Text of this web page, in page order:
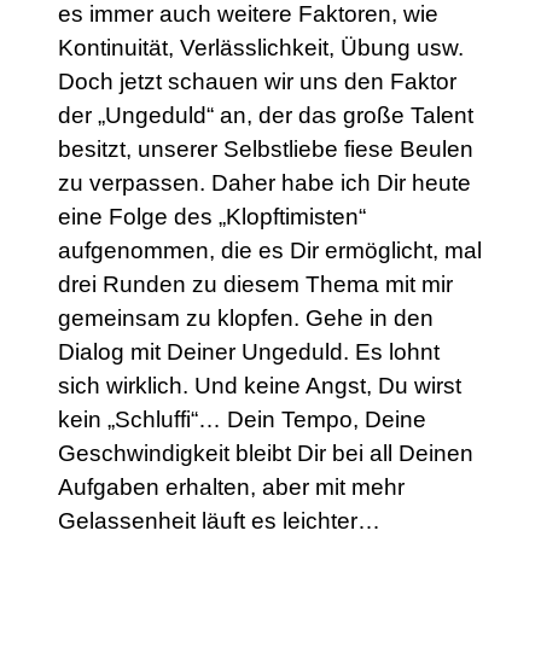
es immer auch weitere Faktoren, wie
Kontinuität, Verlässlichkeit, Übung usw.
Doch jetzt schauen wir uns den Faktor
der „Ungeduld“ an, der das große Talent
besitzt, unserer Selbstliebe fiese Beulen
zu verpassen. Daher habe ich Dir heute
eine Folge des „Klopftimisten“
aufgenommen, die es Dir ermöglicht, mal
drei Runden zu diesem Thema mit mir
gemeinsam zu klopfen. Gehe in den
Dialog mit Deiner Ungeduld. Es lohnt
sich wirklich. Und keine Angst, Du wirst
kein „Schluffi“… Dein Tempo, Deine
Geschwindigkeit bleibt Dir bei all Deinen
Aufgaben erhalten, aber mit mehr
Gelassenheit läuft es leichter…